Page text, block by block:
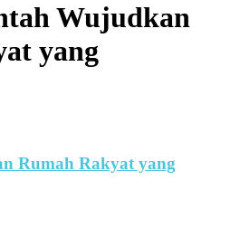
Wujudkan
yang
Rumah Rakyat yang